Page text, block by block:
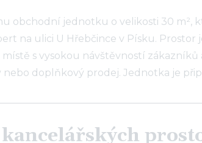
obchodní jednotku o velikosti 30 m²,
na ulici U Hřebčince v Písku. Prostor
s vysokou návštěvností zákazníků
nebo doplňkový prodej. Jednotka je